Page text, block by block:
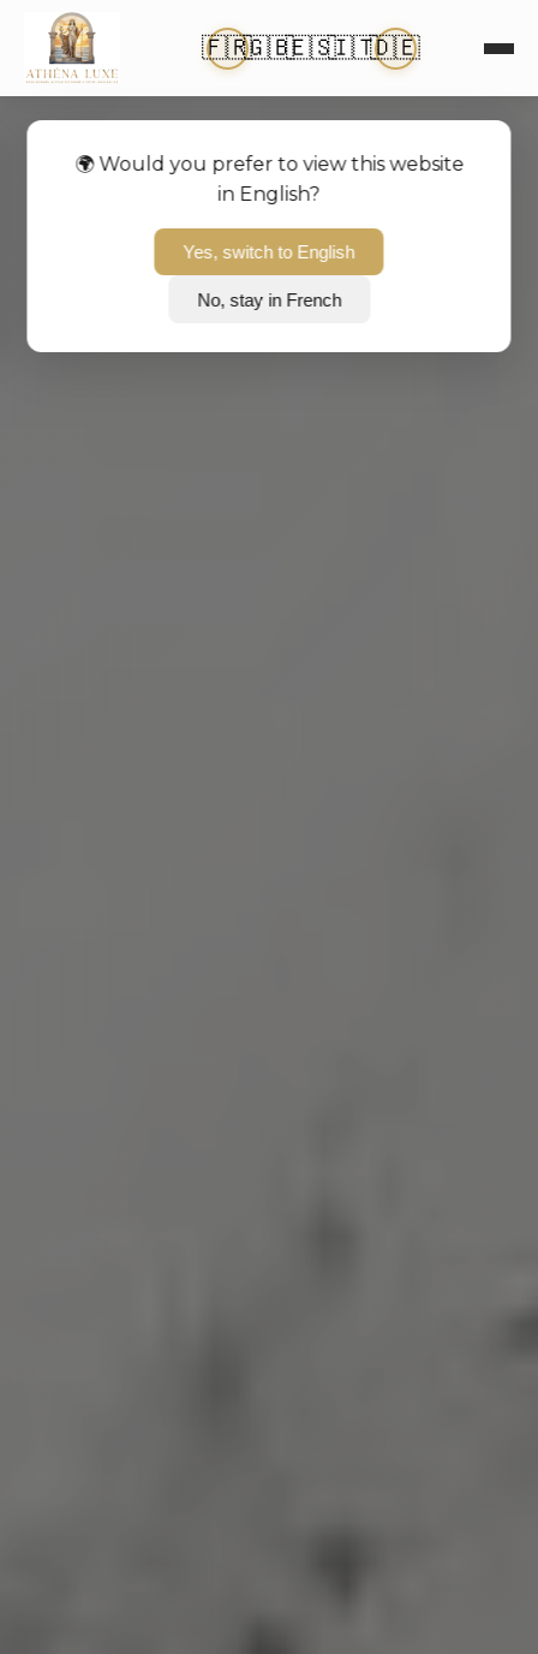
🇫🇷🇬🇧🇪🇸🇮🇹🇩🇪
🌍 Would you prefer to view this website
in English?
Yes, switch to English
No, stay in French